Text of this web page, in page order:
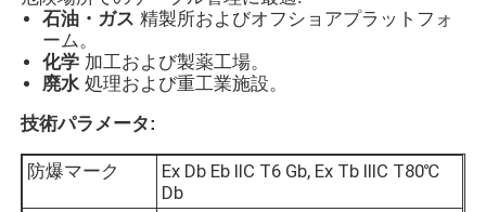
企業情報
会社案内
品質管理
石油・ガス 精製所およびオフショアプラットフォ
ーム。
化学 加工および製薬工場。
廃水 処理および重工業施設。
技術パラメータ:
防爆マーク
Ex Db Eb IIC T6 Gb, Ex Tb IIIC T80℃
Db